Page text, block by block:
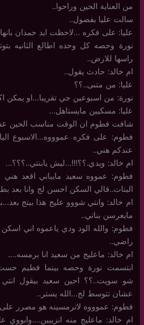
من العناية الحين وراحوا..
سالت عليا بفضول..
عليا: على فكره …لاحظت ايد حمدان
نورة وحصه كل وحده اطالع الثانيه
راسها للارض..
ام خالد: حادث يقول..
عليا: من متىى..؟؟
نورة: من اسبوعين جي تقريبا…او يمكن
عليا: مسكيين مايستاهل…
شافت فطوم ان الوقت مناسب الحين
فطوم: على فكره عموووه…الاسبوع
عندكم هني..
ام خالد: ويدي.؟؟!!!…ليش يابنتي..؟؟؟…
فطوم: عمووه سعيد مايباني اقعد
البنات..قالي السكن احسن لج وانا بعد
ام خالد: وانتي شووو عليج هذا بيتج
مايعرسن بناتي..
فطوم: والله الود ودي ياعموه اني
راضي..
ام خالد: ماعليج من سعيد انا برمسه….
ابتسمت نورة وحصه بينما فطيم حست
شو سويت..؟؟ احين سعيد بيقول
عشان تتوسط لج…الله يستر..
فطوم: عموووه لاترمسينه هو مصرر
ام خالد: ماعليج منه انزييين….وابووي